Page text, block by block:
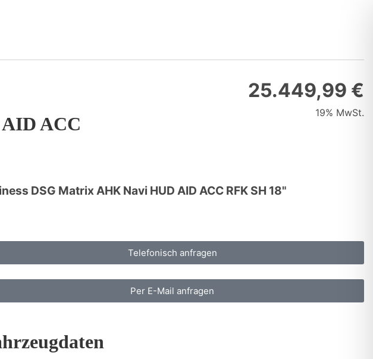
ACC
25.449,99 €
19% MwSt.
DSG Matrix AHK Navi HUD AID ACC RFK SH 18"
Telefonisch anfragen
Per E-Mail anfragen